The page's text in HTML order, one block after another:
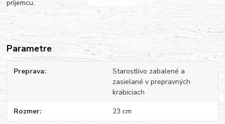
príjemcu.
Parametre
Preprava
Starostlivo zabalené a
zasielané v prepravných
krabiciach
Rozmer 23 cm